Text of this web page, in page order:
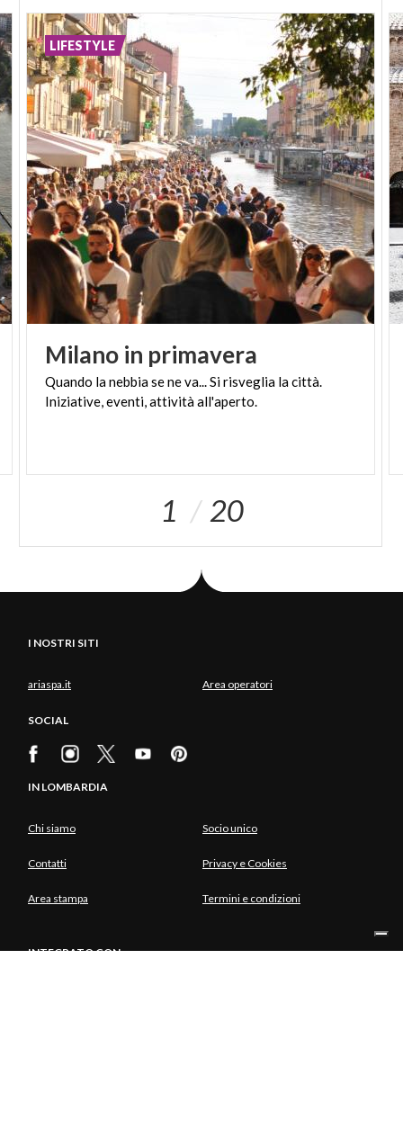
Milano in primavera
Quando lanebbiaseneva... Sirisveglia lacittà.
Iniziative, eventi, attivitàall'aperto.
LIFESTYLE
1 20
I NOSTRI SITI
ariaspa.it Area operatori
SOCIAL
IN LOMBARDIA
Chi siamo Socio unico
Contatti Privacy e Cookies
Area stampa Termini e condizioni
INTEGRATO CON